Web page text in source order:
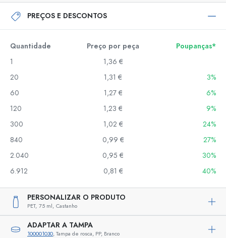
PREÇOS E DESCONTOS
Quantidade Preço por peça
Poupanças*
1
1,36 €
20
1,31 €
3%
60
1,27 €
6%
120
1,23 €
9%
300
1,02 €
24%
840
0,99 €
27%
2.040
0,95 €
30%
6.912
0,81 € 40%
PERSONALIZAR O PRODUTO
PET, 75 ml, Castanho
ADAPTAR A TAMPA
100001030, Tampa de rosca, PP, Branco